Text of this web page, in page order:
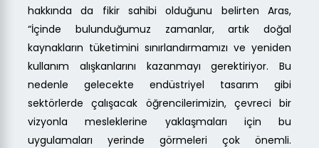
hakkında da fikir sahibi olduğunu belirten Aras,
“İçinde bulunduğumuz zamanlar, artık doğal
kaynakların tüketimini sınırlandırmamızı ve yeniden
kullanım alışkanlarını kazanmayı gerektiriyor. Bu
nedenle gelecekte endüstriyel tasarım gibi
sektörlerde çalışacak öğrencilerimizin, çevreci bir
vizyonla mesleklerine yaklaşmaları için bu
uygulamaları yerinde görmeleri çok önemli.